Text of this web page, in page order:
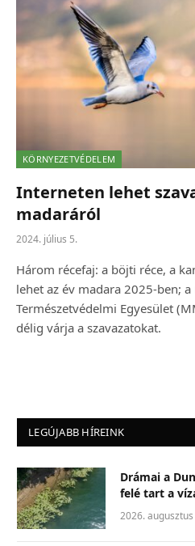
KÖRNYEZETVÉDELEM
Interneten lehet
madaráról
2024. július 5.
Három récefaj: a böjti réce, a
lehet az év madara 2025-ben;
Természetvédelmi Egyesület
délig várja a szavazatokat.
LEGÚJABB HÍREINK
Drámai a
felé tart a
2026.